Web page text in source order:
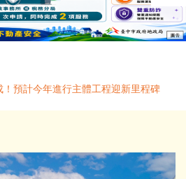
預計今年進行主體工程迎新里程碑